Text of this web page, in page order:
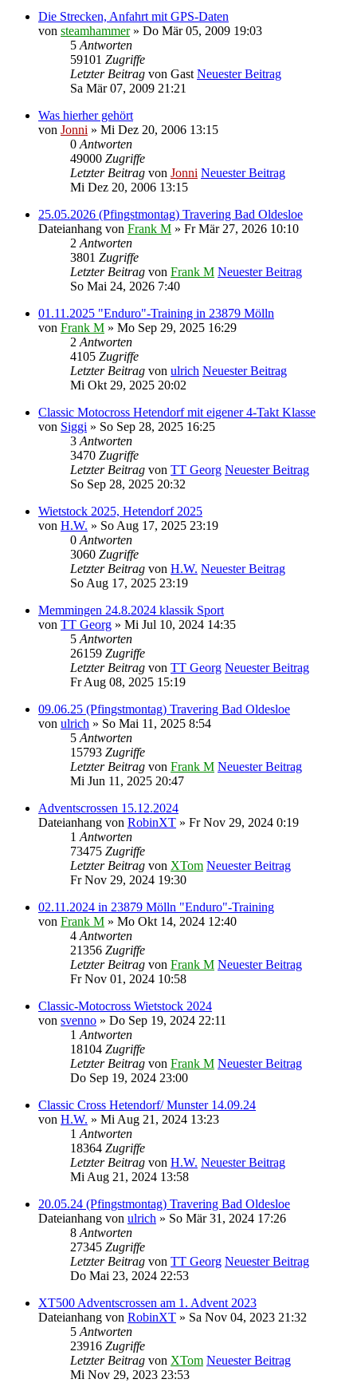
Die Strecken, Anfahrt mit GPS-Daten
von steamhammer» Do Mär 05, 2009 19:03
5 Antworten
59101 Zugriffe
Letzter Beitrag von Gast Neuester Beitrag
Sa Mär 07, 2009 21:21
Was hierher gehört
von Jonni » Mi Dez 20, 2006 13:15
0 Antworten
49000 Zugriffe
Letzter Beitrag von Jonni Neuester Beitrag
Mi Dez 20, 2006 13:15
25.05.2026 (Pfingstmontag) Travering Bad Oldesloe
Dateianhang von Frank M » Fr Mär 27, 2026 10:10
2 Antworten
3801 Zugriffe
Letzter Beitrag von Frank M Neuester Beitrag
So Mai 24, 2026 7:40
01.11.2025 "Enduro"-Training in 23879 Mölln
von Frank M » Mo Sep 29, 2025 16:29
2 Antworten
4105 Zugriffe
Letzter Beitrag von ulrich Neuester Beitrag
Mi Okt 29, 2025 20:02
Classic Motocross Hetendorf mit eigener 4-Takt Klasse
von Siggi » So Sep 28, 2025 16:25
3 Antworten
3470 Zugriffe
Letzter Beitrag von TT Georg Neuester Beitrag
So Sep 28, 2025 20:32
Wietstock 2025, Hetendorf 2025
von H.W. » So Aug 17, 2025 23:19
0 Antworten
3060 Zugriffe
Letzter Beitrag von H.W. Neuester Beitrag
So Aug 17, 2025 23:19
Memmingen 24.8.2024 klassik Sport
von TT Georg » Mi Jul 10, 2024 14:35
5 Antworten
26159 Zugriffe
Letzter Beitrag von TT Georg Neuester Beitrag
Fr Aug 08, 2025 15:19
09.06.25 (Pfingstmontag) Travering Bad Oldesloe
von ulrich » So Mai 11, 2025 8:54
5 Antworten
15793 Zugriffe
Letzter Beitrag von Frank M Neuester Beitrag
Mi Jun 11, 2025 20:47
Adventscrossen 15.12.2024
Dateianhang von RobinXT » Fr Nov 29, 2024 0:19
1 Antworten
73475 Zugriffe
Letzter Beitrag von XTom Neuester Beitrag
Fr Nov 29, 2024 19:30
02.11.2024 in 23879 Mölln "Enduro"-Training
von Frank M » Mo Okt 14, 2024 12:40
4 Antworten
21356 Zugriffe
Letzter Beitrag von Frank M Neuester Beitrag
Fr Nov 01, 2024 10:58
Classic-Motocross Wietstock 2024
von svenno » Do Sep 19, 2024 22:11
1 Antworten
18104 Zugriffe
Letzter Beitrag von Frank M Neuester Beitrag
Do Sep 19, 2024 23:00
Classic Cross Hetendorf/ Munster 14.09.24
von H.W. » Mi Aug 21, 2024 13:23
1 Antworten
18364 Zugriffe
Letzter Beitrag von H.W. Neuester Beitrag
Mi Aug 21, 2024 13:58
20.05.24 (Pfingstmontag) Travering Bad Oldesloe
Dateianhang von ulrich » So Mär 31, 2024 17:26
8 Antworten
27345 Zugriffe
Letzter Beitrag von TT Georg Neuester Beitrag
Do Mai 23, 2024 22:53
XT500 Adventscrossen am 1. Advent 2023
Dateianhang von RobinXT » Sa Nov 04, 2023 21:32
5 Antworten
23916 Zugriffe
Letzter Beitrag von XTom Neuester Beitrag
Mi Nov 29, 2023 23:53